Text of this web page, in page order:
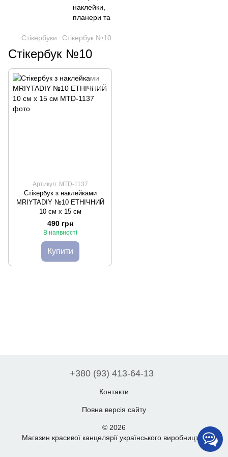
Стікербуки Стікербук №10
Стікербук №10
Артикул: MTD-1137
Стікербук з наклейками
MRIYTADIY №10 ЕТНІЧНИЙ
10 см х 15 см
490 грн
В наявності
Купити
+380 (93) 413-64-13
Контакти
Повна версія сайту
© 2026
Магазин красивої канцелярії українського виробництва